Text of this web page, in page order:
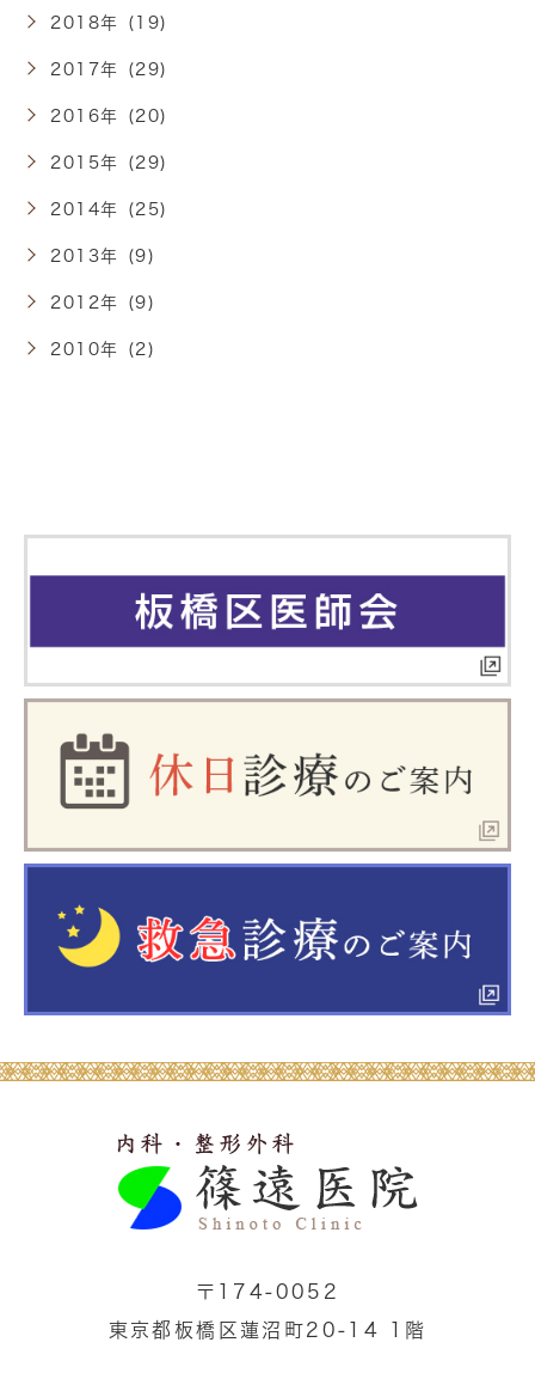
2018年 (19)
2017年 (29)
2016年 (20)
2015年 (29)
2014年 (25)
2013年 (9)
2012年 (9)
2010年 (2)
〒174-0052
東京都板橋区蓮沼町20-14 1階